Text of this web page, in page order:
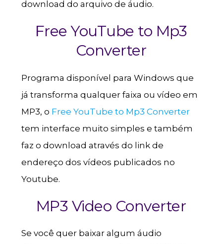
download do arquivo de áudio.
Free YouTube to Mp3
Converter
Programa disponível para Windows que
já transforma qualquer faixa ou vídeo em
MP3, o Free YouTube to Mp3 Converter
tem interface muito simples e também
faz o download através do link de
endereço dos vídeos publicados no
Youtube.
MP3 Video Converter
Se você quer baixar algum áudio